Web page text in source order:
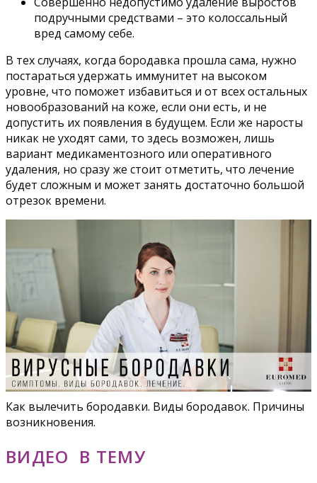
подручными средствами – это колоссальный
вред самому себе.
В тех случаях, когда бородавка прошла сама, нужно
постараться удержать иммунитет на высоком
уровне, что поможет избавиться и от всех остальных
новообразований на коже, если они есть, и не
допустить их появления в будущем. Если же наросты
никак не уходят сами, то здесь возможен, лишь
вариант медикаментозного или оперативного
удаления, но сразу же стоит отметить, что лечение
будет сложным и может занять достаточно большой
отрезок времени.
Как вылечить бородавки. Виды бородавок. Причины
возникновения.
ВИДЕО В ТЕМУ